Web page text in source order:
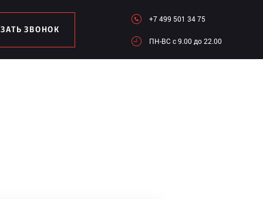
ЗВОНОК
+7 499 501 34 75
ПН-ВC c 9.00 до 22.00